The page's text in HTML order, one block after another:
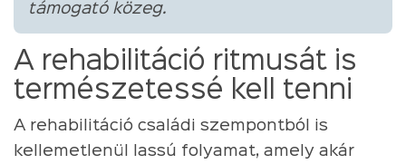
támogató közeg.
A rehabilitáció ritmusát is
természetessé kell tenni
A rehabilitáció családi szempontból is
kellemetlenül lassú folyamat, amely akár